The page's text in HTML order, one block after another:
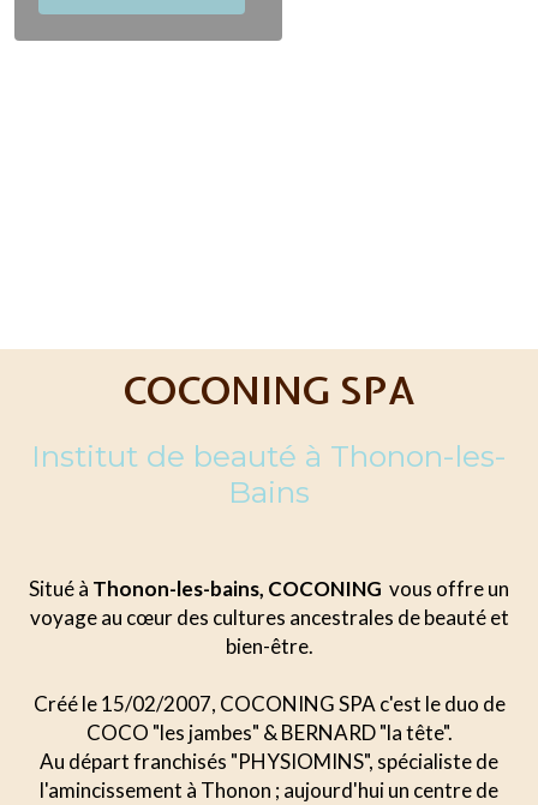
COCONING SPA
Institut de beauté à Thonon-les-
Bains
Situé à Thonon-les-bains, COCONING vous offre un
voyage au cœur des cultures ancestrales de beauté et
bien-être.
Créé le 15/02/2007, COCONING SPA c'est le duo de
COCO "les jambes" & BERNARD "la tête".
Au départ franchisés "PHYSIOMINS", spécialiste de
l'amincissement à Thonon ; aujourd'hui un centre de